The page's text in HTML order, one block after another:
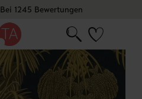
Bei 1245 Bewertungen